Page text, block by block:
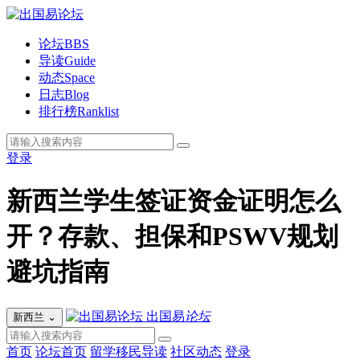
论坛BBS
导读Guide
动态Space
日志Blog
排行榜Ranklist
登录
新西兰学生签证资金证明怎么
开？存款、担保和PSWV规划
避坑指南
新西兰 ⌄ 出国易论坛
首页 论坛首页 留学移民导读 社区动态 登录